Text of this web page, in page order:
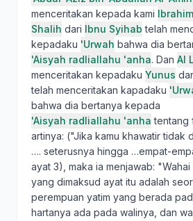
menceritakan kepada kami
Shalih dari Ibnu Syihab telah
kepadaku 'Urwah bahwa dia
'Aisyah radliallahu 'anha. Dan Al
menceritakan kepadaku Yunus
telah menceritakan kapadaku
bahwa dia bertanya kepada
'Aisyah radliallahu 'anha tentang
artinya: ("Jika kamu khawatir tidak
…. seterusnya hingga …empat-
ayat 3), maka ia menjawab: "Wahai
yang dimaksud ayat itu adalah
perempuan yatim yang berada
hartanya ada pada walinya, dan